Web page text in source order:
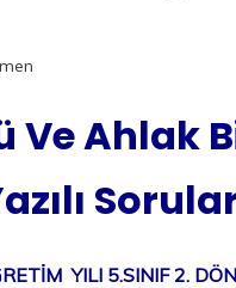
Ahlak
YILI 5.SINIF 2.